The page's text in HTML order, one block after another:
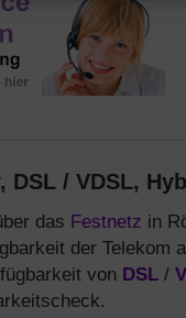
/ VDSL,
das Festnetz in
der Telekom
von DSL /